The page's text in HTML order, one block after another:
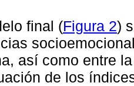
final (Figura 2)
así como entre
de los